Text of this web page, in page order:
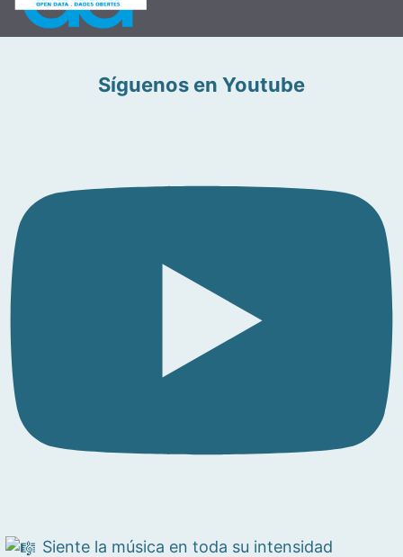
Síguenos en Youtube
Siente la música en toda su intensidad